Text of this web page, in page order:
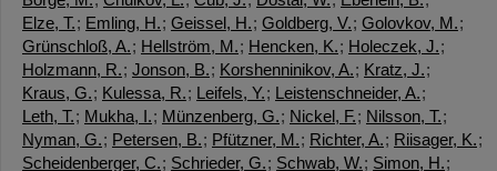
Elze, T.; Emling, H.; Geissel, H.; Goldberg, V.; Golovkov, M.;
Grünschloß, A.; Hellström, M.; Hencken, K.; Holeczek, J.;
Holzmann, R.; Jonson, B.; Korshenninikov, A.; Kratz, J.;
Kraus, G.; Kulessa, R.; Leifels, Y.; Leistenschneider, A.;
Leth, T.; Mukha, I.; Münzenberg, G.; Nickel, F.; Nilsson, T.;
Nyman, G.; Petersen, B.; Pfützner, M.; Richter, A.; Riisager, K.;
Scheidenberger, C.; Schrieder, G.; Schwab, W.; Simon, H.;